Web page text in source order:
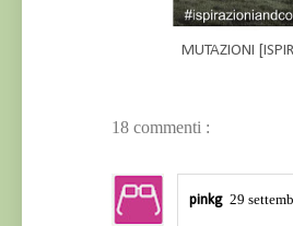
MUTAZIONI
18 commenti :
pinkg 29